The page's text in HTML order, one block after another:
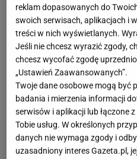
Do kolejnej sensacji
mistrzostw świata w
Maroka, po
finału Hiszpanii, w
Portugalią, pokonując ją
reklam dopasowanych do
swoich serwisach, aplikacjach i
treści w nich wyświetlanych.
Jeśli nie chcesz wyrazić zgody,
chcesz wycofać zgodę
„Ustawień Zaawansowanych”.
Twoje dane osobowe mogą być
badania i mierzenia informacji
serwisów i aplikacji lub łączone
Tobie usług. W określonych
danych nie wymaga zgody i
uzasadniony interes Gazeta.pl,